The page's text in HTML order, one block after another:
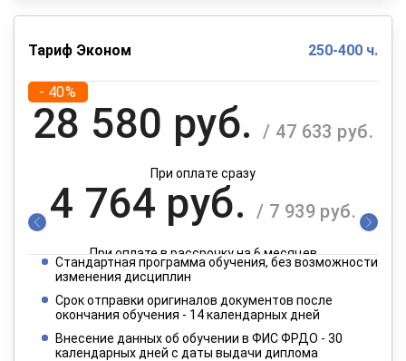
Тариф Эконом 250-400 ч.
- 40%
28 580 руб. / 47 633 руб.
При оплате сразу
4 764 руб. / 7 939 руб.
При оплате в рассрочку на 6 месяцев
2 382 руб.
При оплате в рассрочку на 12 месяцев
Стандартная программа обучения, без возможности
изменения дисциплин
Срок отправки оригиналов документов после
окончания обучения - 14 календарных дней
Внесение данных об обучении в ФИС ФРДО - 30
календарных дней с даты выдачи диплома